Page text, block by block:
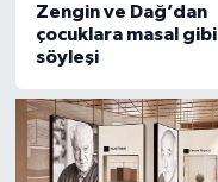
Zengin ve Dağ’dan
çocuklara masal gibi
söyleşi